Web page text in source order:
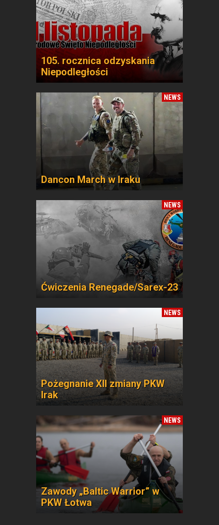
105. rocznica odzyskania
Niepodległości
NEWS
Dancon March w Iraku
NEWS
Ćwiczenia Renegade/Sarex-23
NEWS
Pożegnanie XII zmiany PKW
Irak
NEWS
Zawody „Baltic Warrior” w
PKW Łotwa